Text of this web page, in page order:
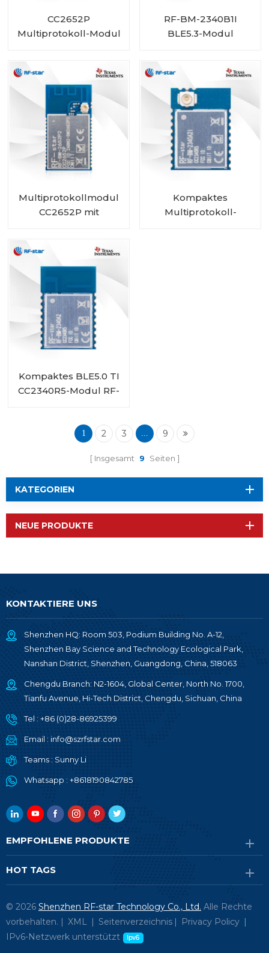
CC2652P
Multiprotokoll-Modul
RF-BM-2340B1I
BLE5.3-Modul
Multiprotokollmodul
CC2652P mit
Kompaktes
Multiprotokoll-
Kompaktes BLE5.0 TI
CC2340R5-Modul RF-
1 2 3 ... 9
Insgesamt 9 Seiten
KATEGORIEN
NEUE PRODUKTE
KONTAKTIERE UNS
Shenzhen HQ: Room 503, Podium Building No. A-12,
Shenzhen Bay Science and Technology Ecological Park,
Nanshan District, Shenzhen, Guangdong, China, 518063
Chengdu Branch: N2-1604, Global Center, North No. 1700,
Tianfu Avenue, Hi-Tech District, Chengdu, Sichuan, China
Tel : +86 (0)28-86925399
Email : info@szrfstar.com
Teams : Sunny Li
Whatsapp : +8618190842785
EMPFOHLENE PRODUKTE
HOT TAGS
© 2026 Shenzhen RF-star Technology Co., Ltd. Alle Rechte
vorbehalten. | XML | Seitenverzeichnis | Privacy Policy |
IPv6-Netzwerk unterstützt